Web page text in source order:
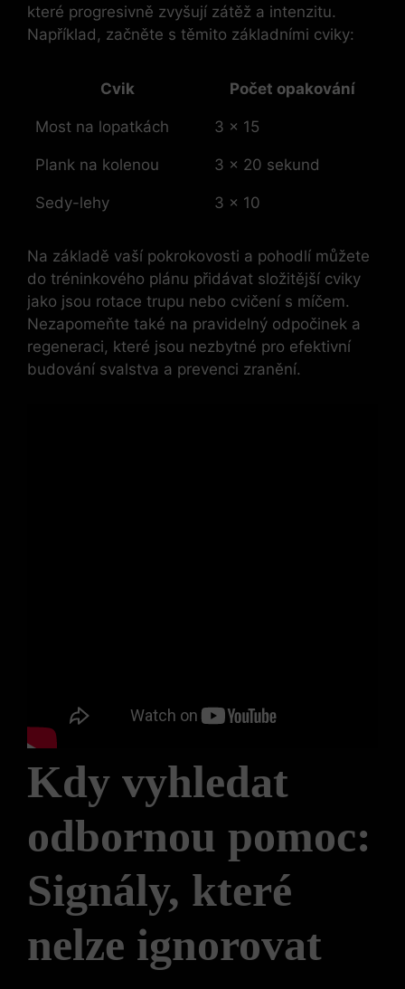
které progresivně zvyšují zátěž a intenzitu.
Například, začněte s těmito základními cviky:
Cvik Počet opakování
Most na lopatkách 3 x 15
Plank na kolenou 3 x 20 sekund
Sedy-lehy 3 x 10
Na základě vaší pokrokovosti a pohodlí můžete
do tréninkového plánu přidávat složitější cviky
jako jsou rotace trupu nebo cvičení s míčem.
Nezapomeňte také na pravidelný odpočinek a
regeneraci, které jsou nezbytné pro efektivní
budování svalstva a prevenci zranění.
Kdy vyhledat
odbornou pomoc:
Signály, které
nelze ignorovat